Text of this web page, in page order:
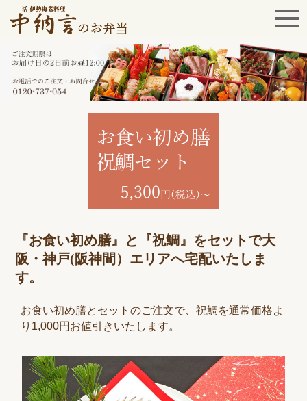
『お食い初め膳』と『祝鯛』をセットで大
阪・神戸(阪神間）エリアへ宅配いたしま
す。
お食い初め膳とセットのご注文で、祝鯛を通常価格よ
り1,000円お値引きいたします。